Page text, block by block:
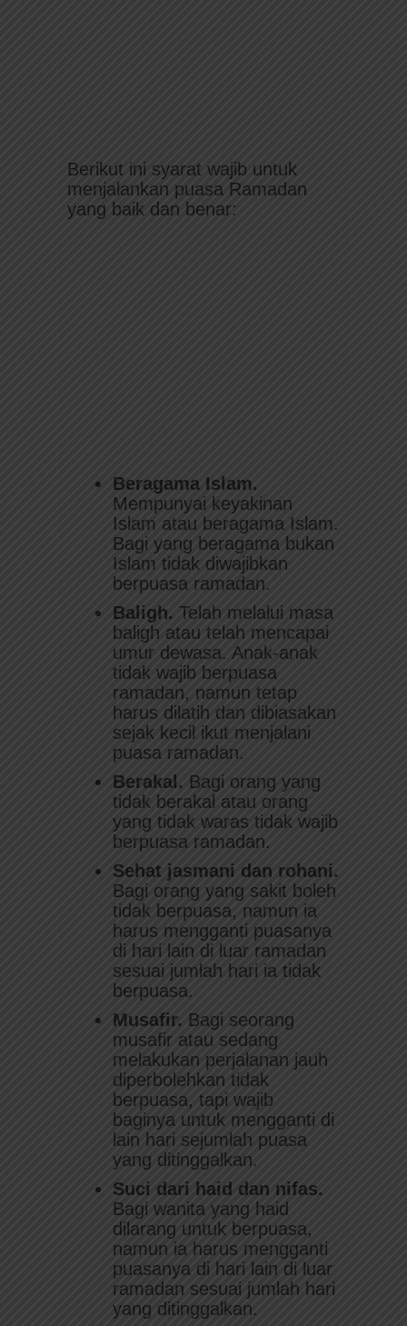
Berikut ini syarat wajib untuk
menjalankan puasa Ramadan
yang baik dan benar:
Beragama Islam.
Mempunyai keyakinan
Islam atau beragama Islam.
Bagi yang beragama bukan
Islam tidak diwajibkan
berpuasa ramadan.
Baligh. Telah melalui masa
baligh atau telah mencapai
umur dewasa. Anak-anak
tidak wajib berpuasa
ramadan, namun tetap
harus dilatih dan dibiasakan
sejak kecil ikut menjalani
puasa ramadan.
Berakal. Bagi orang yang
tidak berakal atau orang
yang tidak waras tidak wajib
berpuasa ramadan.
Sehat jasmani dan rohani.
Bagi orang yang sakit boleh
tidak berpuasa, namun ia
harus mengganti puasanya
di hari lain di luar ramadan
sesuai jumlah hari ia tidak
berpuasa.
Musafir. Bagi seorang
musafir atau sedang
melakukan perjalanan jauh
diperbolehkan tidak
berpuasa, tapi wajib
baginya untuk mengganti di
lain hari sejumlah puasa
yang ditinggalkan.
Suci dari haid dan nifas.
Bagi wanita yang haid
dilarang untuk berpuasa,
namun ia harus mengganti
puasanya di hari lain di luar
ramadan sesuai jumlah hari
yang ditinggalkan.